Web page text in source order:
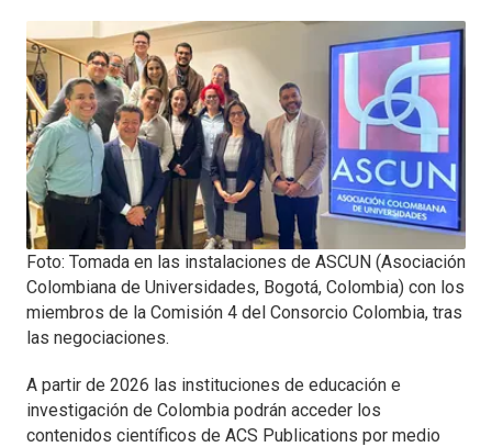
Foto: Tomada en las instalaciones de ASCUN (Asociación
Colombiana de Universidades, Bogotá, Colombia) con los
miembros de la Comisión 4 del Consorcio Colombia, tras
las negociaciones.
A partir de 2026 las instituciones de educación e
investigación de Colombia podrán acceder los
contenidos científicos de ACS Publications por medio